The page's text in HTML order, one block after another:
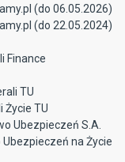
(do 06.05.2026)
(do 22.05.2024)
Finance
TU
Życie TU
Ubezpieczeń S.A.
na Życie